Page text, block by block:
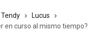
Lucus
en curso al mismo tiempo?